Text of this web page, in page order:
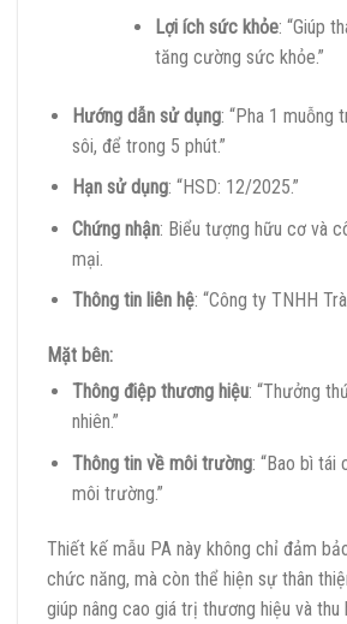
Lợi ích sức khỏe: “Giúp
tăng cường sức khỏe.”
Hướng dẫn sử dụng: “Pha 1 muỗng
sôi, để trong 5 phút.”
Hạn sử dụng: “HSD: 12/2025.”
Chứng nhận: Biểu tượng hữu cơ và
mại.
Thông tin liên hệ: “Công ty TNHH Trà
Mặt bên:
Thông điệp thương hiệu: “Thưởng
nhiên.”
Thông tin về môi trường: “Bao bì tái
môi trường.”
Thiết kế mẫu PA này không chỉ đảm
chức năng, mà còn thể hiện sự thân
giúp nâng cao giá trị thương hiệu và thu